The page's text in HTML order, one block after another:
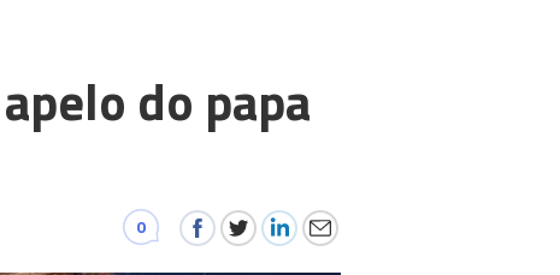
do papa
0